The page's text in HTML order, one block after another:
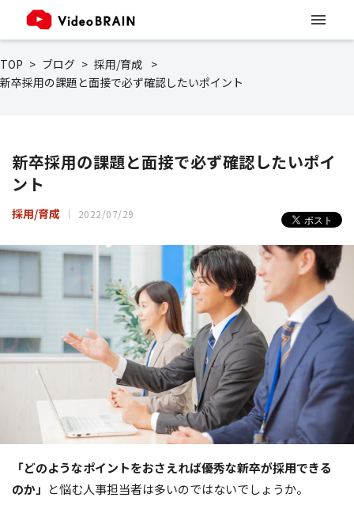
TOP ブログ
採用/育成
新卒採用の課題と面接で必ず確認したいポイント
新卒採用の課題と面接で必ず確認したいポイ
ント
採用/育成 2022/07/29
「どのようなポイントをおさえれば優秀な新卒が採用できる
のか」 と悩む人事担当者は多いのではないでしょうか。